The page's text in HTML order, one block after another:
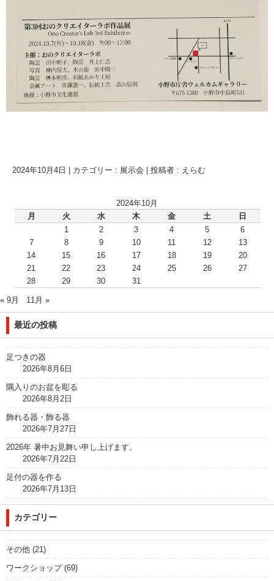
2024年10月4日 カテゴリー : 展示会 投稿者 : えらむ
2024年10月
月
火 水 木 金 土
日
1
2 3 4 5
6
7
8 9 10 11 12
13
14
15 16 17 18 19
20
21
22 23 24 25 26
27
28
29 30 31
« 9月 11月 »
最近の投稿
足つきの器
2026年8月6日
隅入りのお盆を彫る
2026年8月2日
飾れる器・飾る器
2026年7月27日
2026年 暑中お見舞い申し上げます。
2026年7月22日
足付の器を作る
2026年7月13日
カテゴリー
その他 (21)
ワークショップ(69)